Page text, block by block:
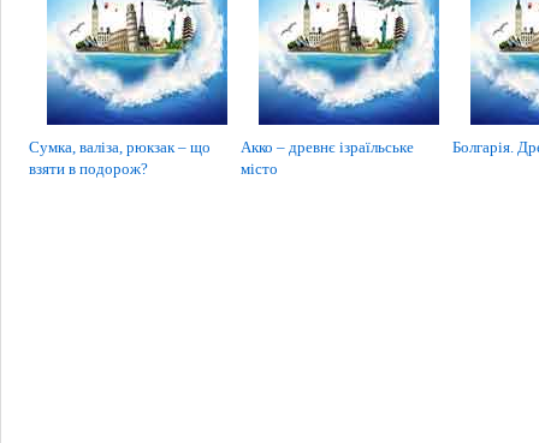
Сумка, валіза, рюкзак – що
взяти в подорож?
Акко – древнє ізраїльське
місто
Болгарія.